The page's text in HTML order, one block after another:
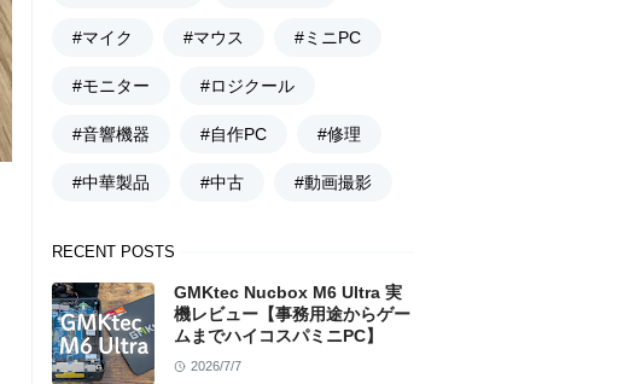
#マイク #マウス #ミニPC
#モニター #ロジクール
#音響機器 #自作PC #修理
#中華製品 #中古 #動画撮影
RECENT POSTS
GMKtec Nucbox M6 Ultra 実
機レビュー【事務用途からゲー
ムまでハイコスパミニPC】
2026/7/7